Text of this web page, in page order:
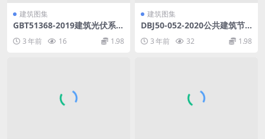
建筑图集
GBT51368-2019建筑光伏系统
3 年前 16 1.98
建筑图集
DBJ50-052-2020公共建筑节
能（绿色建筑）设计标准.pdf
3 年前 32 1.98